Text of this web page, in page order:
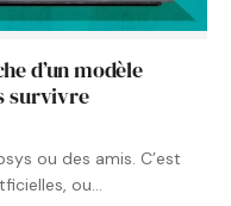
d’un modèle
survivre
ou des amis. C’est
ou…